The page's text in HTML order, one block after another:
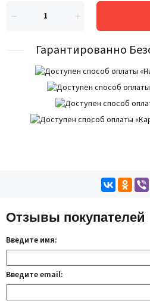
Гарантированно
Отзывы покупателей
Введите имя:
Введите email: